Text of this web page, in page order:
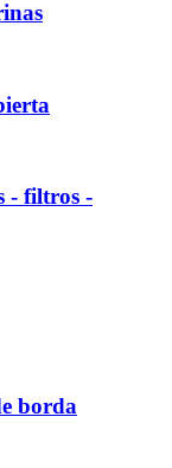
- filtros -
borda